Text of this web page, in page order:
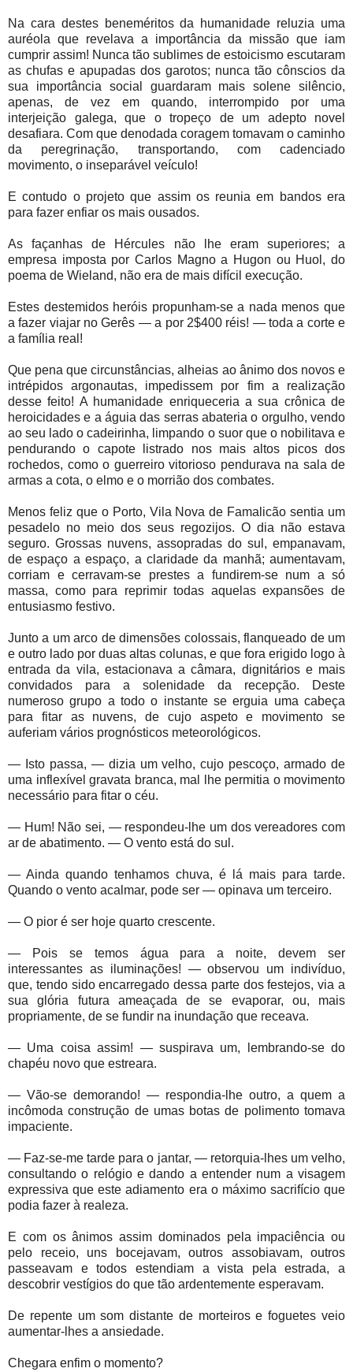
Na cara destes beneméritos da humanidade reluzia uma
auréola que revelava a importância da missão que iam
cumprir assim! Nunca tão sublimes de estoicismo escutaram
as chufas e apupadas dos garotos; nunca tão cônscios da
sua importância social guardaram mais solene silêncio,
apenas, de vez em quando, interrompido por uma
interjeição galega, que o tropeço de um adepto novel
desafiara. Com que denodada coragem tomavam o caminho
da peregrinação, transportando, com cadenciado
movimento, o inseparável veículo!
E contudo o projeto que assim os reunia em bandos era
para fazer enfiar os mais ousados.
As façanhas de Hércules não lhe eram superiores; a
empresa imposta por Carlos Magno a Hugon ou Huol, do
poema de Wieland, não era de mais difícil execução.
Estes destemidos heróis propunham-se a nada menos que
a fazer viajar no Gerês — a por 2$400 réis! — toda a corte e
a família real!
Que pena que circunstâncias, alheias ao ânimo dos novos e
intrépidos argonautas, impedissem por fim a realização
desse feito! A humanidade enriqueceria a sua crônica de
heroicidades e a águia das serras abateria o orgulho, vendo
ao seu lado o cadeirinha, limpando o suor que o nobilitava e
pendurando o capote listrado nos mais altos picos dos
rochedos, como o guerreiro vitorioso pendurava na sala de
armas a cota, o elmo e o morrião dos combates.
Menos feliz que o Porto, Vila Nova de Famalicão sentia um
pesadelo no meio dos seus regozijos. O dia não estava
seguro. Grossas nuvens, assopradas do sul, empanavam,
de espaço a espaço, a claridade da manhã; aumentavam,
corriam e cerravam-se prestes a fundirem-se num a só
massa, como para reprimir todas aquelas expansões de
entusiasmo festivo.
Junto a um arco de dimensões colossais, flanqueado de um
e outro lado por duas altas colunas, e que fora erigido logo à
entrada da vila, estacionava a câmara, dignitários e mais
convidados para a solenidade da recepção. Deste
numeroso grupo a todo o instante se erguia uma cabeça
para fitar as nuvens, de cujo aspeto e movimento se
auferiam vários prognósticos meteorológicos.
— Isto passa, — dizia um velho, cujo pescoço, armado de
uma inflexível gravata branca, mal lhe permitia o movimento
necessário para fitar o céu.
— Hum! Não sei, — respondeu-lhe um dos vereadores com
ar de abatimento. — O vento está do sul.
— Ainda quando tenhamos chuva, é lá mais para tarde.
Quando o vento acalmar, pode ser — opinava um terceiro.
— O pior é ser hoje quarto crescente.
— Pois se temos água para a noite, devem ser
interessantes as iluminações! — observou um indivíduo,
que, tendo sido encarregado dessa parte dos festejos, via a
sua glória futura ameaçada de se evaporar, ou, mais
propriamente, de se fundir na inundação que receava.
— Uma coisa assim! — suspirava um, lembrando-se do
chapéu novo que estreara.
— Vão-se demorando! — respondia-lhe outro, a quem a
incômoda construção de umas botas de polimento tomava
impaciente.
— Faz-se-me tarde para o jantar, — retorquia-lhes um velho,
consultando o relógio e dando a entender num a visagem
expressiva que este adiamento era o máximo sacrifício que
podia fazer à realeza.
E com os ânimos assim dominados pela impaciência ou
pelo receio, uns bocejavam, outros assobiavam, outros
passeavam e todos estendiam a vista pela estrada, a
descobrir vestígios do que tão ardentemente esperavam.
De repente um som distante de morteiros e foguetes veio
aumentar-lhes a ansiedade.
Chegara enfim o momento?